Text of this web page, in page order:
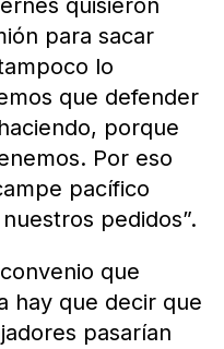
quisieron
para sacar
lo
que defender
porque
Por eso
pacífico
pedidos”.
que
hay que decir que
pasarían